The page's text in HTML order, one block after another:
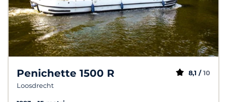
Penichette 1500 R
Loosdrecht
8,1 / 10